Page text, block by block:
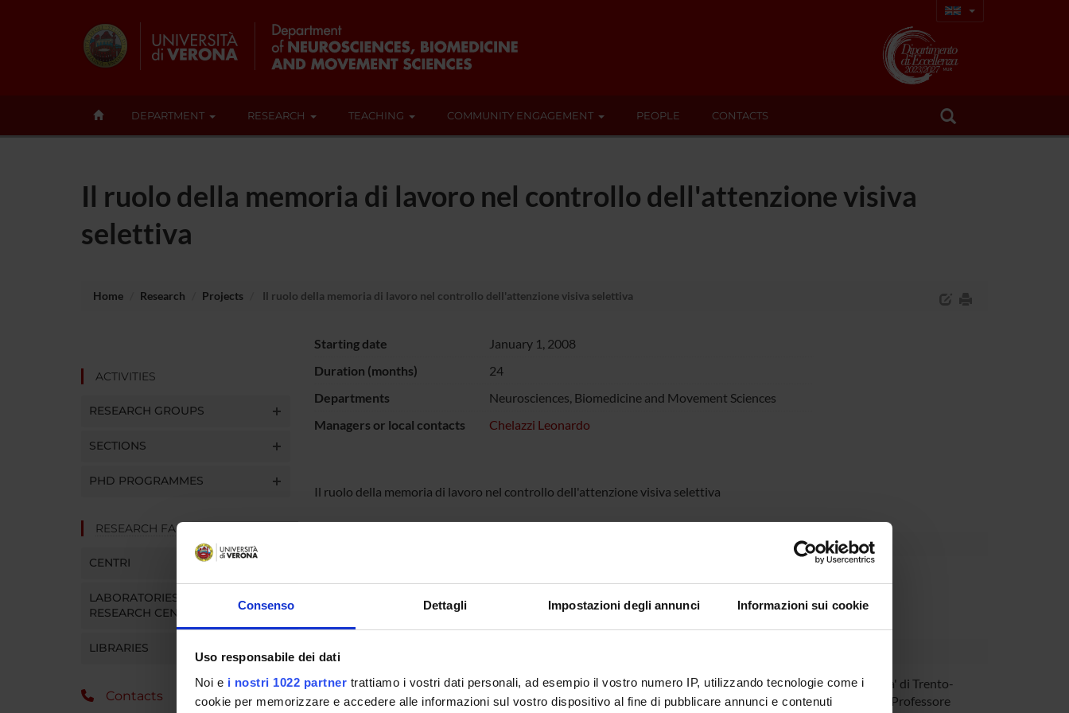
Consenso Dettagli Impostazioni degli annunci Informazioni sui cookie
Uso responsabile dei dati
Noi e i nostri 1022 partner trattiamo i vostri dati personali, ad esempio il vostro numero IP, utilizzando tecnologie come i
cookie per memorizzare e accedere alle informazioni sul vostro dispositivo al fine di pubblicare annunci e contenuti
DEPARTMENT RESEARCH TEACHING COMMUNITY ENGAGEMENT PEOPLE CONTACTS
Il ruolo della memoria di lavoro nel controllo dell'attenzione visiva
selettiva
Home Research Projects Il ruolo della memoria di lavoro nel controllo dell'attenzione visiva selettiva
ACTIVITIES
RESEARCH GROUPS
SECTIONS
PHD PROGRAMMES
RESEARCH FACILITIES
CENTRI
LABORATORIES AND
RESEARCH CENTRES
LIBRARIES
Contacts
Starting date
January 1, 2008
Duration (months)
24
Departments
Neurosciences, Biomedicine and Movement Sciences
Managers or local contacts
Chelazzi Leonardo
Il ruolo della memoria di lavoro nel controllo dell'attenzione visiva selettiva
COLLABORATORI ESTERNI
Matteo Valsecchi
Universita' di Trento-
Rovereto Dottorando
Massimo Turatto
Universita' di Trento-
Rovereto Professore